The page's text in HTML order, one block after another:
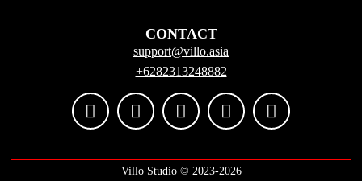
CONTACT
support@villo.asia
+6282313248882
Villo Studio ©️ 2023-2026